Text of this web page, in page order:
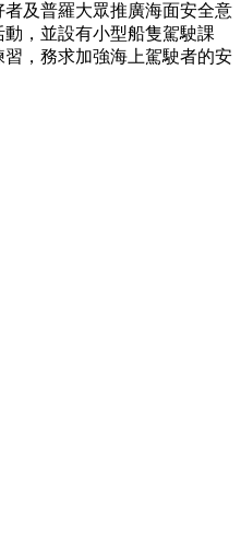
及普羅大眾推廣海面安全意
，並設有小型船隻駕駛課
，務求加強海上駕駛者的安